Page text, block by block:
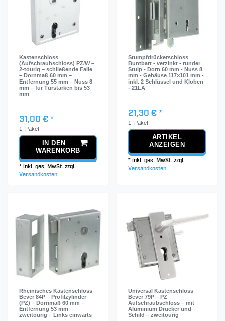
Kastenschloss
(Aufschraubschloss) PZ/W –
2-tourig – schließende Falle
– Dornmaß 60 mm –
Entfernung 55 mm – Nuss 8
mm – für Türstärken bis 53
mm
31,00 € *
1 Paket
IN DEN
WARENKORB
*inkl. ges. MwSt. zzgl.
Versandkosten
Stumpfdrückerschloss
Buntbart - verzinkt - runder
Stulp - Dorn 60 mm - Nuss 8
mm - Gehäuse 117×101 mm -
inkl. 2 Schlüssel und Kloben
- 21LA
21,30 € *
1 Paket
ARTIKEL
ANZEIGEN
*inkl. ges. MwSt. zzgl.
Versandkosten
Rheinisches Kastenschloss
Bever 84P – Profilzylinder
(PZ) – Dornmaß 60 mm –
Entfernung 53 mm –
zweitourig – Links einwärts
Universal Kastenschloss
Bever 79P – PZ
Aufschraubschloss – mit
Aluminium Drücker und
Schild – zweitourig